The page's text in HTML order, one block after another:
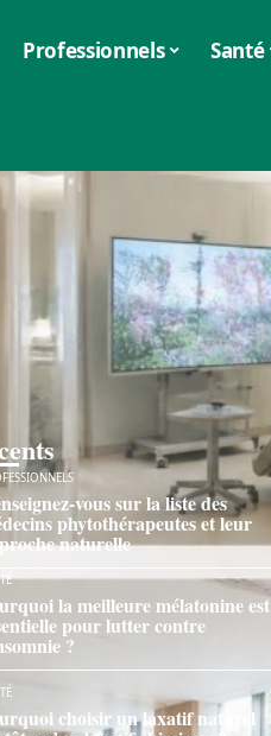
Professionnels Santé
vous sur la liste des
phytothérapeutes et leur
naturelle
la meilleure mélatonine est
pour lutter contre
?
choisir un laxatif naturel